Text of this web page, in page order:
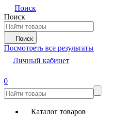
Поиск
Поиск
Поиск
Посмотреть все результаты
Личный кабинет
0
Каталог товаров